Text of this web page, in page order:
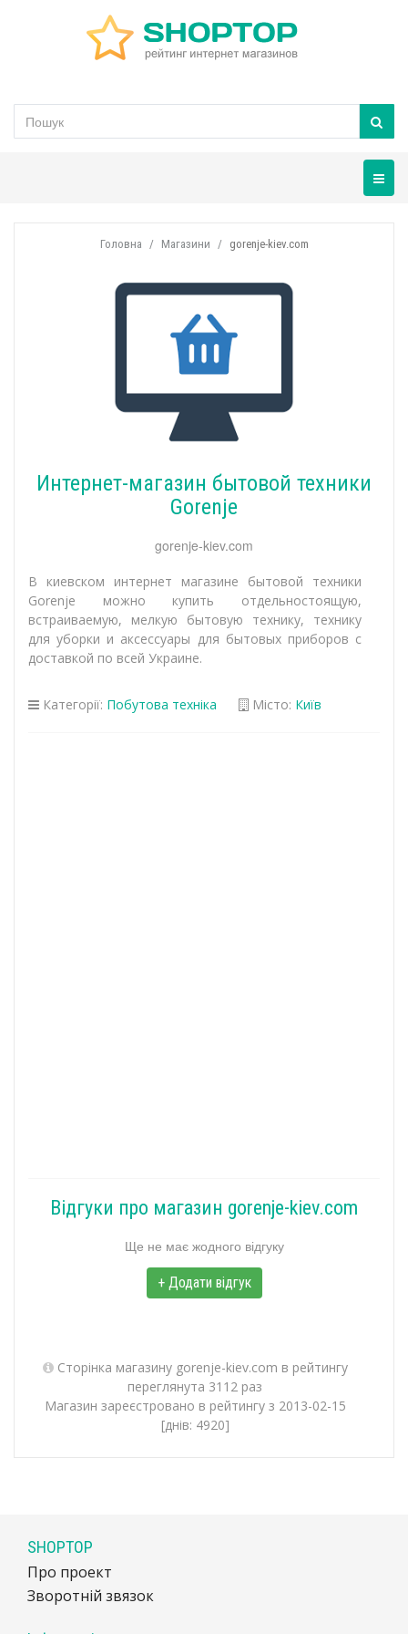
Головна Магазини gorenje-kiev.com
Интернет-магазин бытовой техники
Gorenje
gorenje-kiev.com
В киевском интернет магазине бытовой техники
Gorenje можно купить отдельностоящую,
встраиваемую, мелкую бытовую технику, технику
для уборки и аксессуары для бытовых приборов с
доставкой по всей Украине.
Категорії: Побутова техніка Місто: Київ
Відгуки про магазин gorenje-kiev.com
Ще не має жодного відгуку
+ Додати відгук
Сторінка магазину gorenje-kiev.com в рейтингу
переглянута 3112 раз
Магазин зареєстровано в рейтингу з 2013-02-15
[днів: 4920]
SHOPTOP
Про проект
Зворотній звязок